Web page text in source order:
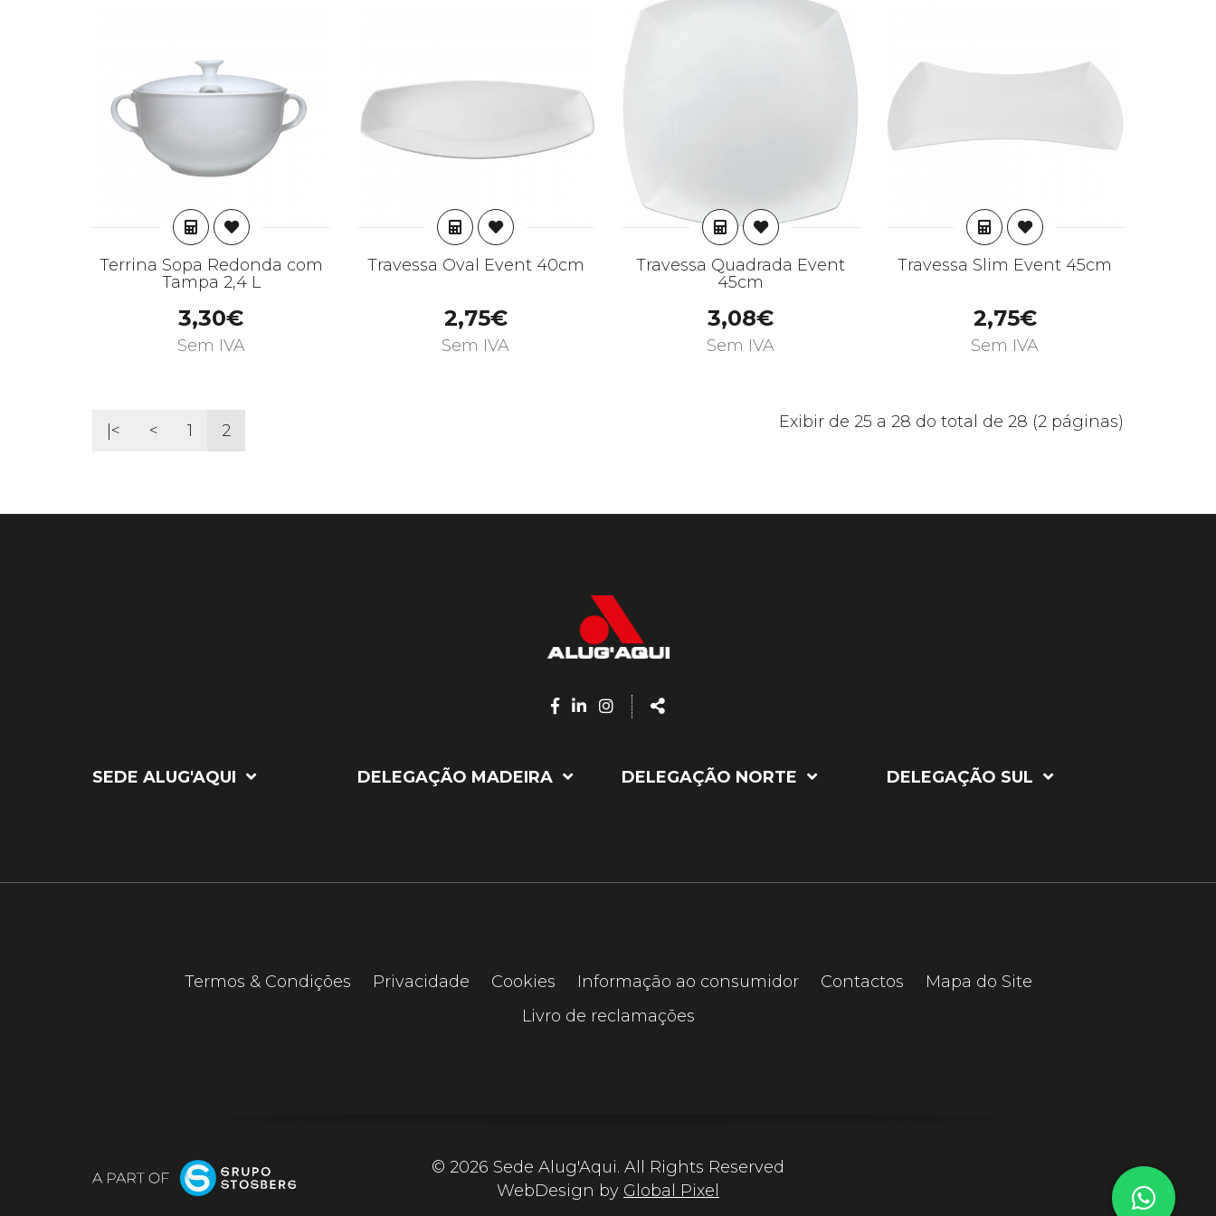
ADICIONAR
Terrina Sopa Redonda com
Tampa 2,4 L
3,30€
Sem IVA
ADICIONAR
Travessa Oval Event 40cm
2,75€
Sem IVA
ADICIONAR
Travessa Quadrada Event
45cm
3,08€
Sem IVA
ADICIONAR
Travessa Slim Event 45cm
2,75€
Sem IVA
|< < 1 2 Exibir de 25 a 28 do total de 28 (2 páginas)
Facebook
Linkedin
Instagram
Share
SEDE ALUG'AQUI DELEGAÇÃO MADEIRA DELEGAÇÃO NORTE DELEGAÇÃO SUL
Termos & Condições Privacidade Cookies Informação ao consumidor Contactos
Mapa do Site
Livro de reclamações
© 2026 Sede Alug'Aqui. All Rights Reserved
WebDesign by Global Pixel